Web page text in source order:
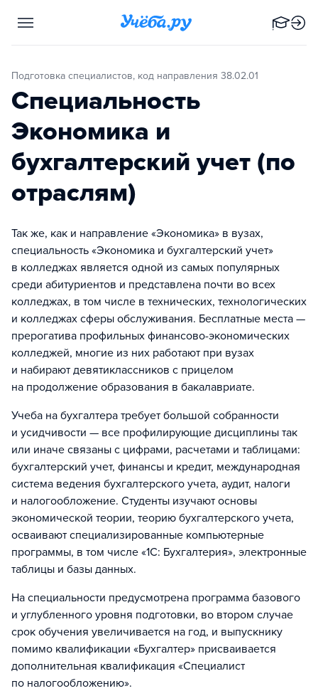
Подготовка специалистов, код направления 38.02.01
Специальность
Экономика и
бухгалтерский учет (по
отраслям)
Так же, как и направление «Экономика» в вузах,
специальность «Экономика и бухгалтерский учет»
в колледжах является одной из самых популярных
среди абитуриентов и представлена почти во всех
колледжах, в том числе в технических, технологических
и колледжах сферы обслуживания. Бесплатные места —
прерогатива профильных финансово-экономических
колледжей, многие из них работают при вузах
и набирают девятиклассников с прицелом
на продолжение образования в бакалавриате.
Учеба на бухгалтера требует большой собранности
и усидчивости — все профилирующие дисциплины так
или иначе связаны с цифрами, расчетами и таблицами:
бухгалтерский учет, финансы и кредит, международная
система ведения бухгалтерского учета, аудит, налоги
и налогообложение. Студенты изучают основы
экономической теории, теорию бухгалтерского учета,
осваивают специализированные компьютерные
программы, в том числе «1C: Бухгалтерия», электронные
таблицы и базы данных.
На специальности предусмотрена программа базового
и углубленного уровня подготовки, во втором случае
срок обучения увеличивается на год, и выпускнику
помимо квалификации «Бухгалтер» присваивается
дополнительная квалификация «Специалист
по налогообложению».